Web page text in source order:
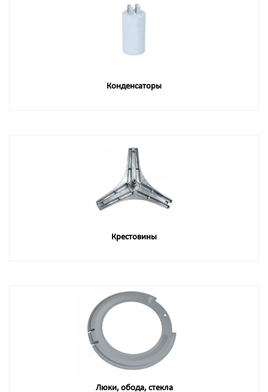
Конденсаторы
Крестовины
Люки, обода, стекла